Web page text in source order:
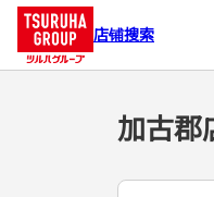
店铺搜索
加古郡